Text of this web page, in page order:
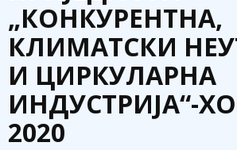
„КОНКУРЕНТНА,
КЛИМАТСКИ
И ЦИРКУЛАРНА
ИНДУСТРИЈА“-
2020